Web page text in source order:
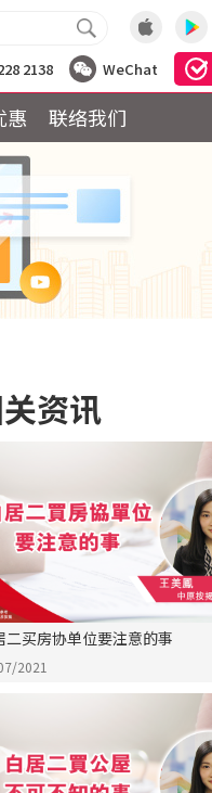
2138 WeChat
惠 联络我们
资讯
二买房协单位要注意的事
2021